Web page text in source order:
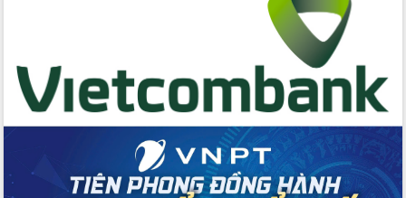
tâm đạt được mục tiêu tăng trưởng
hai con số trong năm 2026
Tổ chức trang trọng Lễ hội Đền thờ
Lương Văn Chánh năm 2026
Phó Bí thư Tỉnh ủy Đắk Lắk Đỗ Hữu
Huy giữ chức Bí thư Đảng ủy Ủy Ban
Nhân dân tỉnh